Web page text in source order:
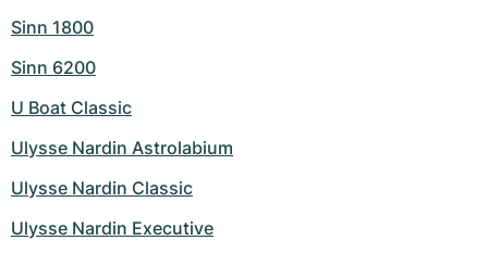
Sinn 1800
Sinn 6200
U Boat Classic
Ulysse Nardin Astrolabium
Ulysse Nardin Classic
Ulysse Nardin Executive